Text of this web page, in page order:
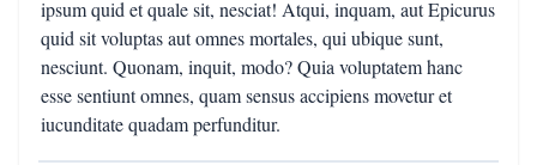
ipsum quid et quale sit, nesciat! Atqui, inquam, aut Epicurus
quid sit voluptas aut omnes mortales, qui ubique sunt,
nesciunt. Quonam, inquit, modo? Quia voluptatem hanc
esse sentiunt omnes, quam sensus accipiens movetur et
iucunditate quadam perfunditur.